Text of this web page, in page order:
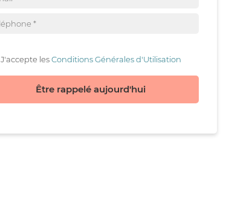
J'accepte lesConditions Générales d'Utilisation
Être rappelé aujourd'hui